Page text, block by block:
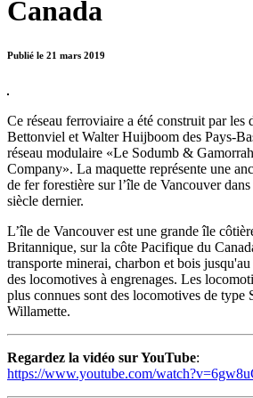
Canada
Publié le 21 mars 2019
Ce réseau ferroviaire a été construit par les
Bettonviel et Walter Huijboom des Pays-
réseau modulaire «Le Sodumb &
Company». La maquette représente une
de fer forestière sur l’île de Vancouver
siècle dernier.
L’île de Vancouver est une grande île
Britannique, sur la côte Pacifique du
transporte minerai, charbon et bois
des locomotives à engrenages. Les
plus connues sont des locomotives de type
Willamette.
Regardez la vidéo sur YouTube:
https://www.youtube.com/